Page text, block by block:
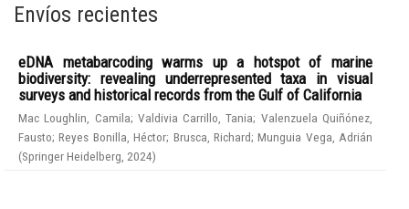
Envíos recientes
eDNA metabarcoding warms up a hotspot of marine
biodiversity: revealing underrepresented taxa in visual
surveys and historical records from the Gulf of California
Mac Loughlin, Camila; Valdivia Carrillo, Tania; Valenzuela Quiñónez,
Fausto;Reyes Bonilla, Héctor; Brusca, Richard;Munguia Vega, Adrián
(Springer Heidelberg 2024)